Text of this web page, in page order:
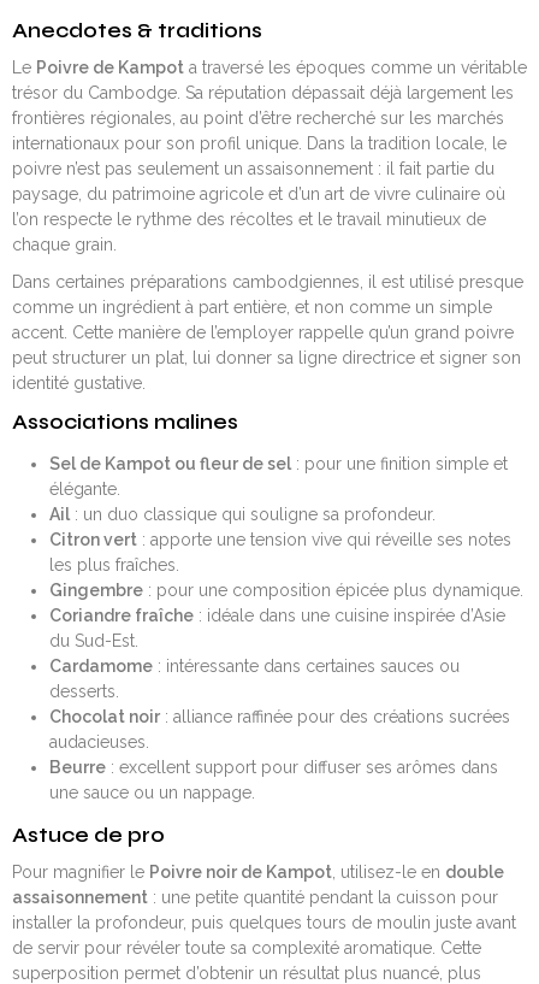
Anecdotes & traditions
Le Poivre de Kampot a traversé les époques comme un véritable
trésor du Cambodge. Sa réputation dépassait déjà largement les
frontières régionales, au point d’être recherché sur les marchés
internationaux pour son profil unique. Dans la tradition locale, le
poivre n’est pas seulement un assaisonnement : il fait partie du
paysage, du patrimoine agricole et d’un art de vivre culinaire où
l’on respecte le rythme des récoltes et le travail minutieux de
chaque grain.
Dans certaines préparations cambodgiennes, il est utilisé presque
comme un ingrédient à part entière, et non comme un simple
accent. Cette manière de l’employer rappelle qu’un grand poivre
peut structurer un plat, lui donner sa ligne directrice et signer son
identité gustative.
Associations malines
Sel de Kampot ou fleur de sel: pour une finition simple et
élégante.
Ail: un duo classique qui souligne sa profondeur.
Citron vert: apporte une tension vive qui réveille ses notes
les plus fraîches.
Gingembre: pour une composition épicée plus dynamique.
Coriandre fraîche: idéale dans une cuisine inspirée d’Asie
du Sud-Est.
Cardamome: intéressante dans certaines sauces ou
desserts.
Chocolat noir: alliance raffinée pour des créations sucrées
audacieuses.
Beurre: excellent support pour diffuser ses arômes dans
une sauce ou un nappage.
Astuce de pro
Pour magnifier le Poivre noir de Kampot , utilisez-le en double
assaisonnement : une petite quantité pendant la cuisson pour
installer la profondeur, puis quelques tours de moulin juste avant
de servir pour révéler toute sa complexité aromatique. Cette
superposition permet d’obtenir un résultat plus nuancé, plus